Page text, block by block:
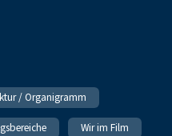
/ Organigramm
Wir im Film